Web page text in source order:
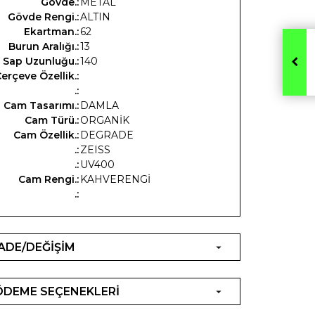
Gövde Rengi.:ALTIN
Ekartman.:62
Burun Aralığı.:13
Sap Uzunluğu.:140
Özellik.:
.:
Cam Tasarımı.:DAMLA
Cam Türü.:ORGANİK
Cam Özellik.:DEGRADE
.:ZEISS
.:UV400
Cam Rengi.:KAHVERENGİ
.:
DEĞİŞİM
SEÇENEKLERİ